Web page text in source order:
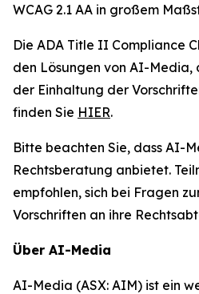
WCAG 2.1 AA in großem
Die ADA Title II Compliance
den Lösungen von AI-Media,
der Einhaltung der
finden Sie HIER.
Bitte beachten Sie, dass AI-
Rechtsberatung anbietet.
empfohlen, sich bei Fragen
Vorschriften an ihre
Über AI-Media
AI-Media (ASX: AIM) ist ein